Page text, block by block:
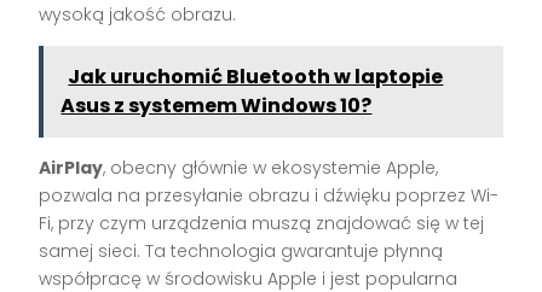
wysoką jakość obrazu.
Jak uruchomić Bluetooth w laptopie
Asus z systemem Windows 10?
AirPlay, obecny głównie w ekosystemie Apple,
pozwala na przesyłanie obrazu i dźwięku poprzez Wi-
Fi, przy czym urządzenia muszą znajdować się w tej
samej sieci. Ta technologia gwarantuje płynną
współpracę w środowisku Apple i jest popularna